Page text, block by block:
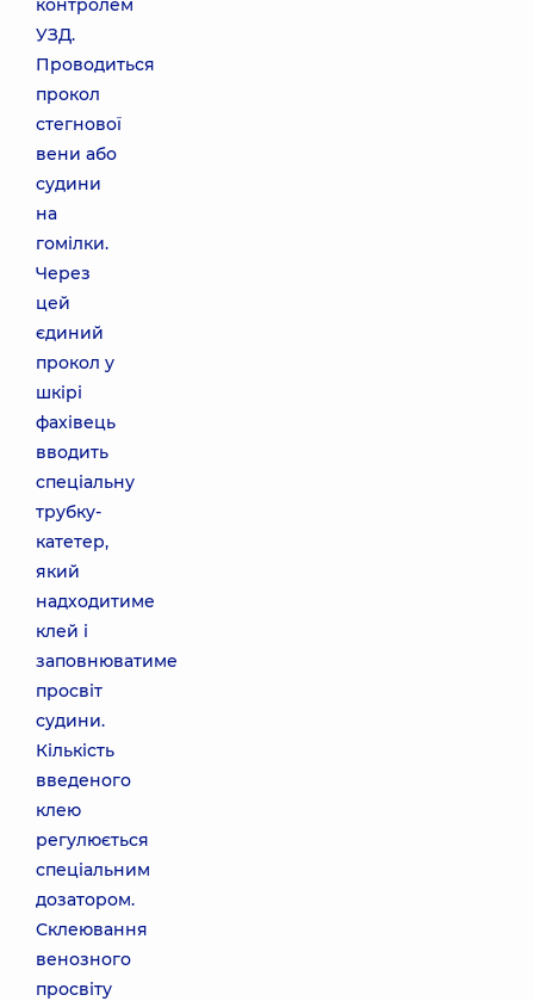
контролем
УЗД.
Проводиться
прокол
стегнової
вени або
судини
на
гомілки.
Через
цей
єдиний
прокол у
шкірі
фахівець
вводить
спеціальну
трубку-
катетер,
який
надходитиме
клей і
заповнюватиме
просвіт
судини.
Кількість
введеного
клею
регулюється
спеціальним
дозатором.
Склеювання
венозного
просвіту